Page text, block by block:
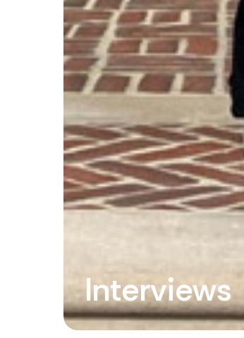
Interviews